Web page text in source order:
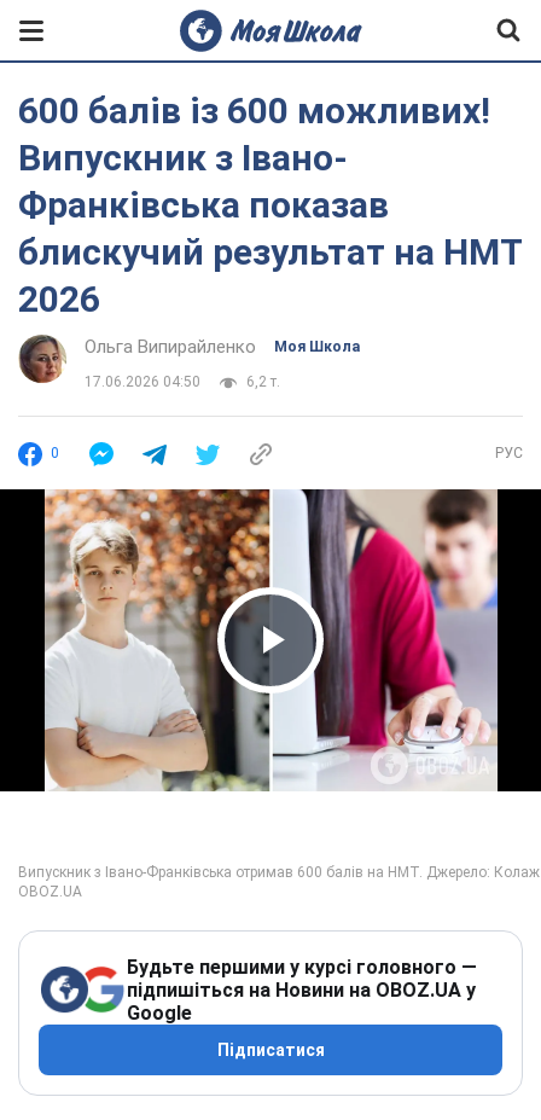
600 балів із 600 можливих!
Випускник з Івано-
Франківська показав
блискучий результат на НМТ
2026
Ольга Випирайленко Моя Школа
17.06.2026 04:50 6,2 т.
0 РУС
Play Video
Будьте першими у курсі головного —
підпишіться на Новини на OBOZ.UA у
Google
Підписатися